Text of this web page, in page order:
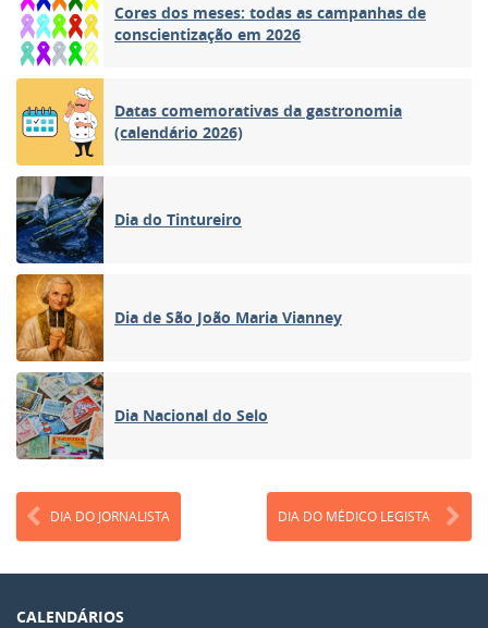
Cores dos meses: todas as campanhas de
conscientização em 2026
Datas comemorativas da gastronomia
(calendário 2026)
Dia do Tintureiro
Dia de São João Maria Vianney
Dia Nacional do Selo
DIA DO JORNALISTA DIA DO MÉDICO LEGISTA
CALENDÁRIOS